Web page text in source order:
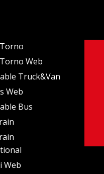
Web
Truck&Van
Web
Bus
Web